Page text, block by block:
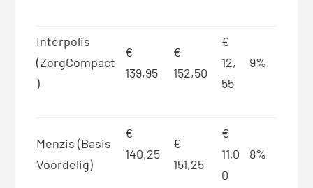
Interpolis
(ZorgCompact
)
€
139,95
€
152,50
€
12,
55
9%
Menzis (Basis
Voordelig)
€
140,25
€
151,25
€
11,0
0
8%